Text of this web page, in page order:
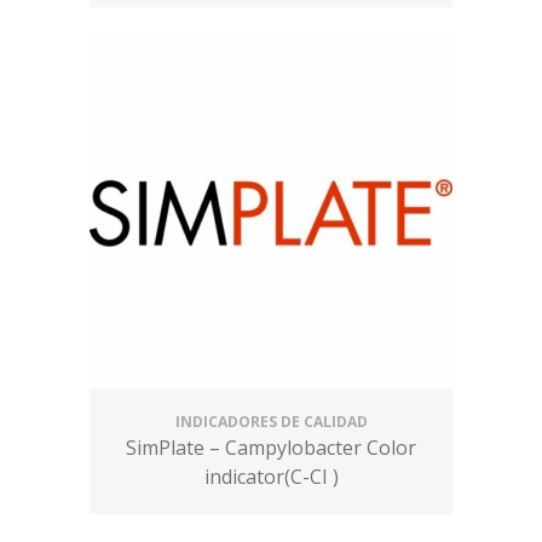
INDICADORES DE CALIDAD
SimPlate – Campylobacter Color
indicator(C-CI )